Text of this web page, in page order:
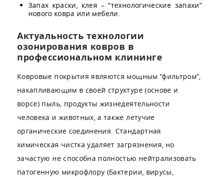
Запах краски, клея – “технологические запахи”
нового ковра или мебели.
Актуальность технологии
озонирования ковров в
профессиональном клининге
Ковровые покрытия являются мощным “фильтром”,
накапливающим в своей структуре (основе и
ворсе) пыль, продукты жизнедеятельности
человека и животных, а также летучие
органические соединения. Стандартная
химическая чистка удаляет загрязнения, но
зачастую не способна полностью нейтрализовать
патогенную микрофлору (бактерии, вирусы,